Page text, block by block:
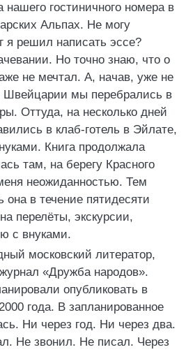
гостиничного номера в
Альпах. Не могу
я решил написать эссе?
Но точно знаю, что о
не мечтал. А, начав, уже не
Швейцарии мы перебрались в
Оттуда, на несколько дней
в клаб-готель в Эйлате,
Книга продолжала
там, на берегу Красного
неожиданностью. Тем
она в течение пятидесяти
перелёты, экскурсии,
с внуками.
московский литератор,
«Дружба народов».
опубликовать в
года. В запланированное
Ни через год. Ни через два.
Не звонил. Не писал. Через